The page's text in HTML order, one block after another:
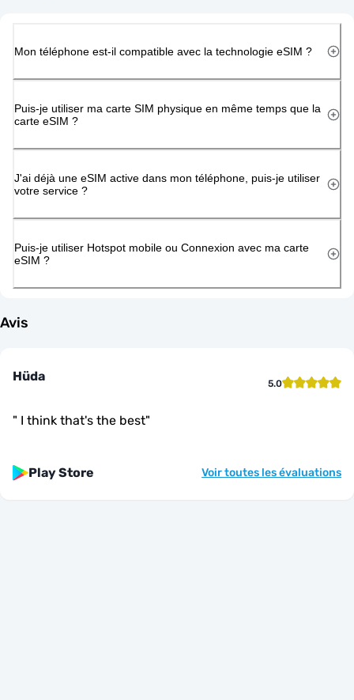
Mon téléphone est-il compatible avec la technologie eSIM ?
Puis-je utiliser ma carte SIM physique en même temps que la
carte eSIM ?
J'ai déjà une eSIM active dans mon téléphone, puis-je utiliser
votre service ?
Puis-je utiliser Hotspot mobile ou Connexion avec ma carte
eSIM ?
Avis
Hüda 5.0
" I think that's the best"
Play Store Voir toutes les évaluations